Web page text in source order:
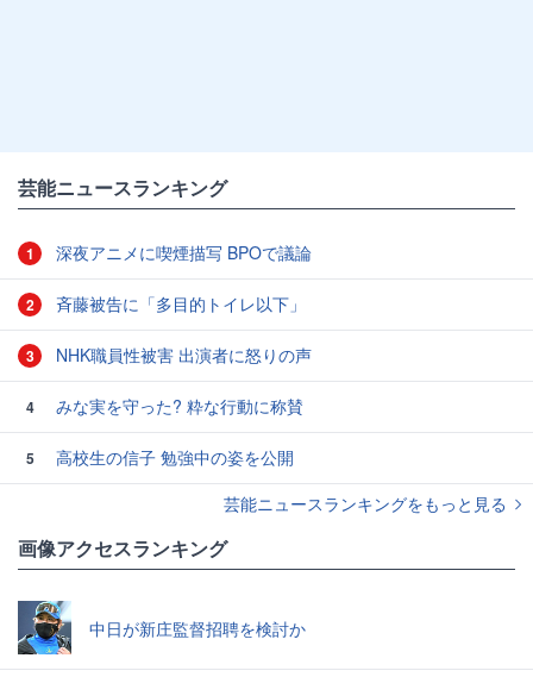
芸能ニュースランキング
1 深夜アニメに喫煙描写 BPOで議論
2 斉藤被告に「多目的トイレ以下」
3 NHK職員性被害 出演者に怒りの声
4 みな実を守った? 粋な行動に称賛
5
高校生の信子 勉強中の姿を公開
芸能ニュースランキングをもっと見る
画像アクセスランキング
中日が新庄監督招聘を検討か